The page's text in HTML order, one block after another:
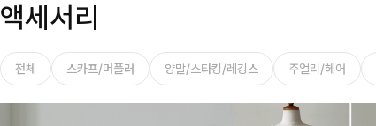
액세서리
전체 스카프/머플러 양말/스타킹/레깅스 주얼리/헤어